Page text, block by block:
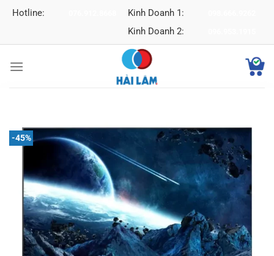
Hotline: Kinh Doanh 1:
Kinh Doanh 2:
-45%